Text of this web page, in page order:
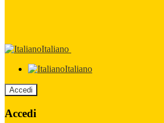
Italiano
Italiano
Accedi
Accedi